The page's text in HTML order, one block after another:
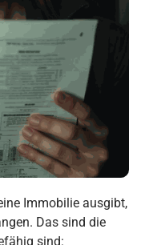
Immobilie ausgibt,
Das sind die
sind: